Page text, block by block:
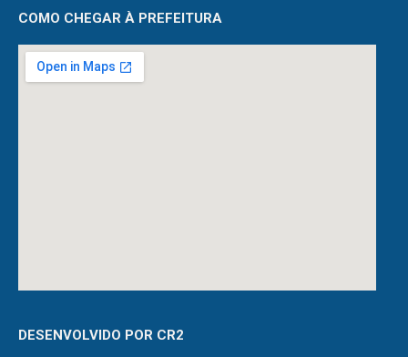
COMO CHEGAR À PREFEITURA
DESENVOLVIDO POR CR2